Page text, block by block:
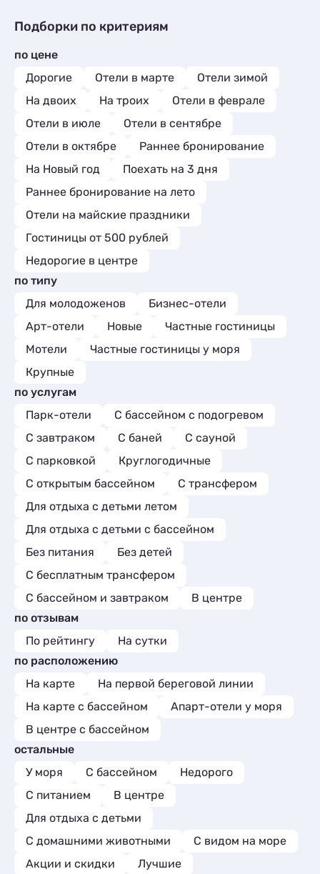
Базы отдыха
Апартаменты 3
Квартиры посуточно 60
Санатории
Эллинги
Комнаты
Мини-отели
Гостиницы и отели 9
Квартиры посуточно
Базы отдыха 1
Глэмпинги
Подборки по критериям
по цене
Дорогие
Отели в марте
Отели зимой
На двоих
На троих
Отели в феврале
Отели в июле
Отели в сентябре
Отели в октябре
Раннее бронирование
На Новый год
Поехать на 3 дня
Раннее бронирование на лето
Отели на майские праздники
Гостиницы от 500 рублей
Недорогие в центре
по типу
Для молодоженов
Бизнес-отели
Арт-отели
Новые
Частные гостиницы
Мотели
Частные гостиницы у моря
Крупные
по услугам
Парк-отели
С бассейном с подогревом
С завтраком
С баней
С сауной
С парковкой
Круглогодичные
С открытым бассейном
С трансфером
Для отдыха с детьми летом
Для отдыха с детьми с бассейном
Без питания
Без детей
С бесплатным трансфером
С бассейном и завтраком
В центре
по отзывам
По рейтингу
На сутки
по расположению
На карте
На первой береговой линии
На карте с бассейном
Апарт-отели у моря
В центре с бассейном
остальные
У моря
С бассейном
Недорого
С питанием
В центре
Для отдыха с детьми
С домашними животными
С видом на море
Акции и скидки
Лучшие